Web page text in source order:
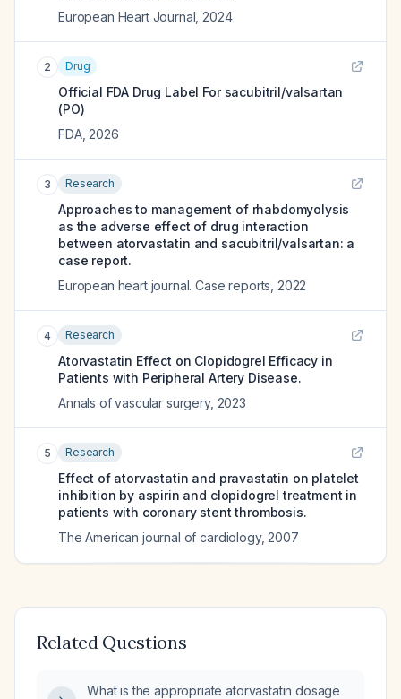
European Heart Journal 2024
2 Drug
Official FDA Drug Label For sacubitril/valsartan
(PO)
FDA, 2026
3 Research
Approaches to management of rhabdomyolysis
as the adverse effect of drug interaction
between atorvastatin and sacubitril/valsartan: a
case report.
European heart journal. Case reports 2022
4 Research
Atorvastatin Effect on Clopidogrel Efficacy in
Patients with Peripheral Artery Disease.
Annals of vascular surgery, 2023
5 Research
Effect of atorvastatin and pravastatin on platelet
inhibition by aspirin and clopidogrel treatment in
patients with coronary stent thrombosis.
The American journal of cardiology, 2007
Related Questions
What is the appropriate atorvastatin dosage